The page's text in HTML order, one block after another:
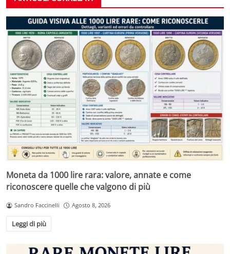
Moneta da 1000 lire rara: valore, annate e come
riconoscere quelle che valgono di più
Sandro Faccinelli Agosto 8, 2026
Leggi di più